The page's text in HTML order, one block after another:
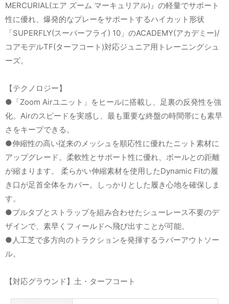
MERCURIAL(エア ズーム マーキュリアル)』の軽量でサポート
性に優れ、爆発的なプレーをサポートするハイカット形状
「SUPERFLY(スーパーフライ) 10」のACADEMY(アカデミー)/
コアモデルTF(ターフコート)対応ジュニア用トレーニングシュ
ーズ。
【テクノロジー】
●「Zoom Airユニット」をヒールに搭載し、足裏の反発性を強
化。Airのスピードを実感し、最も重要な終盤の時間帯にも素早
さをキープできる。
●伸縮性の高い従来のメッシュを順応性に優れたニット素材に
アップグレード。柔軟性とサポート性に優れ、ボールとの距離
が縮まります。 柔らかい伸縮素材を使用したDynamic Fitの履
き口が足首全体をカバー。しっかりとした履き心地を確保しま
す。
●プルタブとストラップを組み合わせたシューレース不要のデ
ザインで、素早くフィールドへ飛び出すことが可能。
●人工芝で多方向のトラクションを発揮するラバーアウトソー
ル。
【対応グラウンド】土・ターフコート